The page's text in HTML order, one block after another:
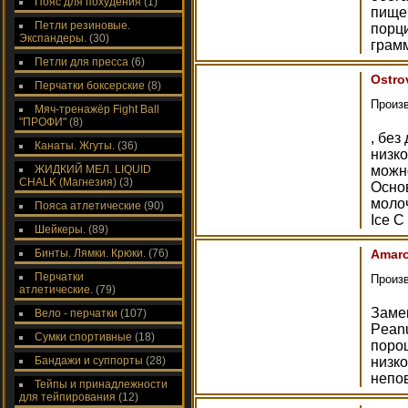
Петли резиновые.
Экспандеры. (30)
Петли для пресса (6)
Перчатки боксерские (8)
Мяч-тренажёр Fight Ball
"ПРОФИ" (8)
Канаты. Жгуты. (36)
ЖИДКИЙ МЕЛ. LIQUID
CHALK (Магнезия) (3)
Пояса атлетические (90)
Шейкеры. (89)
Бинты. Лямки. Крюки. (76)
Перчатки
атлетические. (79)
Вело - перчатки (107)
Сумки спортивные (18)
Бандажи и суппорты (28)
Тейпы и принадлежности
для тейпирования (12)
, без
Ice C